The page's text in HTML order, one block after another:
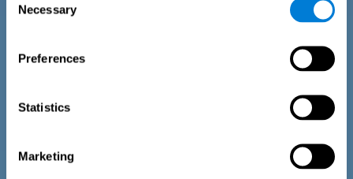
Selection
Necessary
Preferences
Statistics
Marketing
のオブジェクトが前回登場したときに絵として提示された、
の3つの可能性から選択しなければなりません。